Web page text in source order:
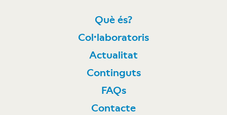
Què és?
Col·laboratoris
Actualitat
Continguts
FAQs
Contacte